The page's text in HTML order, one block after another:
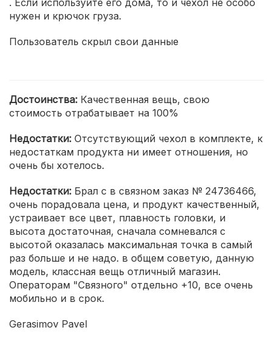
. Если используйте его дома, то и чехол не особо
нужен и крючок груза.
Пользователь скрыл свои данные
Достоинства: Качественная вещь, свою
стоимость отрабатывает на 100%
Недостатки: Отсутствующий чехол в комплекте, к
недостаткам продукта ни имеет отношения, но
очень бы хотелось.
Недостатки: Брал с в связном заказ № 24736466,
очень порадовала цена, и продукт качественный,
устраивает все цвет, плавность головки, и
высота достаточная, сначала сомневался с
высотой оказалась максимальная точка в самый
раз больше и не надо. в общем советую, данную
модель, классная вещь отличный магазин.
Операторам "Связного" отдельно +10, все очень
мобильно и в срок.
Gerasimov Pavel